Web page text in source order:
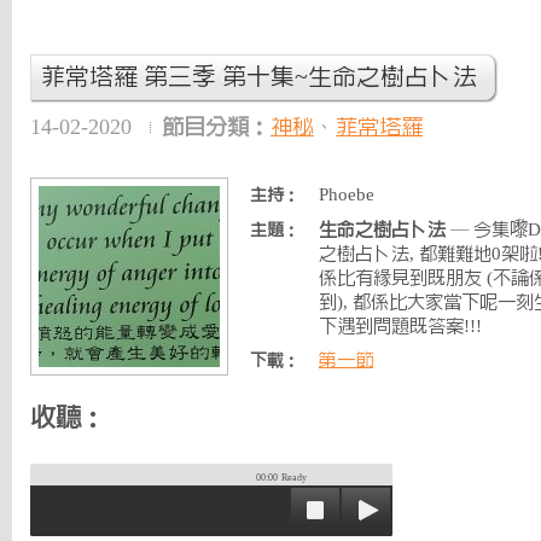
菲常塔羅 第三季 第十集~生命之樹占卜法
14-02-2020 節目分類： 神秘 、 菲常塔羅
主持： Phoebe
主題： 生命之樹占卜法 — 今集嚟D
之樹占卜法, 都難難地0架
係比有緣見到既朋友 (不論
到), 都係比大家當下呢一
下遇到問題既答案!!!
下載： 第一節
收聽：
00:00 Ready